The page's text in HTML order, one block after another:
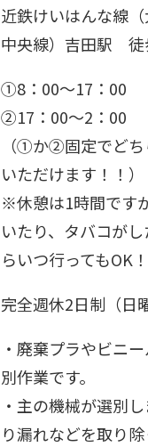
近鉄けいはんな線
中央線）吉田駅 徒
①8：00～17：00
②17：00～2：00
（①か②固定でど
いただけます！！）
※休憩は1時間です
いたり、タバコが
らいつ行ってもOK！
完全週休2日制（日
・廃棄プラやビニ
別作業です。
・主の機械が選別
り漏れなどを取り